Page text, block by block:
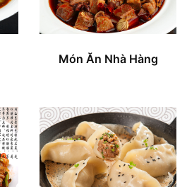
Món Ăn Nhà Hàng